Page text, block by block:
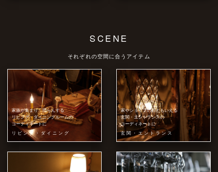
SCENE
それぞれの空間に合うアイテム
家族が集まり、団らんする
リビング・ダイニングルームの
コーディネートに
リビング・ダイニング
家やショップの顔ともいえる
玄関・エントランスの
コーディネートに
玄関・エントランス